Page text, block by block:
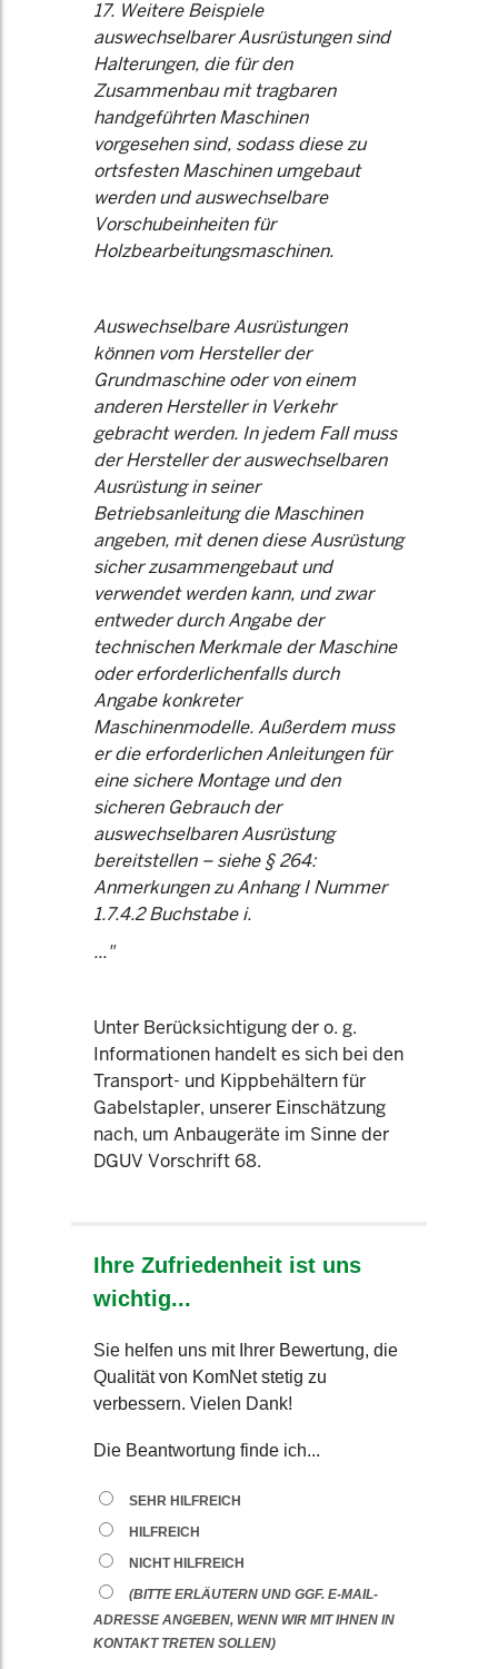
17. Weitere Beispiele
auswechselbarer Ausrüstungen sind
Halterungen, die für den
Zusammenbau mit tragbaren
handgeführten Maschinen
vorgesehen sind, sodass diese zu
ortsfesten Maschinen umgebaut
werden und auswechselbare
Vorschubeinheiten für
Holzbearbeitungsmaschinen.
Auswechselbare Ausrüstungen
können vom Hersteller der
Grundmaschine oder von einem
anderen Hersteller in Verkehr
gebracht werden. In jedem Fall muss
der Hersteller der auswechselbaren
Ausrüstung in seiner
Betriebsanleitung die Maschinen
angeben, mit denen diese Ausrüstung
sicher zusammengebaut und
verwendet werden kann, und zwar
entweder durch Angabe der
technischen Merkmale der Maschine
oder erforderlichenfalls durch
Angabe konkreter
Maschinenmodelle. Außerdem muss
er die erforderlichen Anleitungen für
eine sichere Montage und den
sicheren Gebrauch der
auswechselbaren Ausrüstung
bereitstellen – siehe § 264:
Anmerkungen zu Anhang I Nummer
1.7.4.2 Buchstabe i.
..."
Unter Berücksichtigung der o. g.
Informationen handelt es sich bei den
Transport- und Kippbehältern für
Gabelstapler, unserer Einschätzung
nach, um Anbaugeräte im Sinne der
DGUV Vorschrift 68.